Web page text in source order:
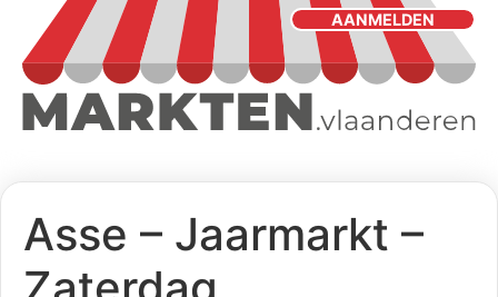
AANMELDEN
Asse – Jaarmarkt –